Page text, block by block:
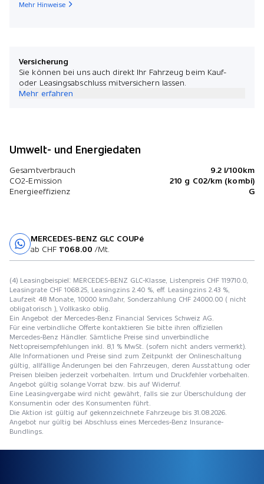
Mehr Hinweise
Versicherung
Sie können bei uns auch direkt Ihr Fahrzeug beim Kauf-
oder Leasingsabschluss mitversichern lassen.
Mehr erfahren
Umwelt- und Energiedaten
Gesamtverbrauch
9.2 l/100km
CO2-Emission
210 g C02/km (kombi)
Energieeffizienz
G
MERCEDES-BENZ GLC COUPé
ab CHF 1'068.00 /Mt.
(4) Leasingbeispiel: MERCEDES-BENZ GLC-Klasse, Listenpreis CHF 119710.0,
Leasingrate CHF 1068.25, Leasingzins 2.40 %, eff. Leasingzins 2.43 %,
Laufzeit 48 Monate, 10000 km/Jahr, Sonderzahlung CHF 24000.00 ( nicht
obligatorisch ), Vollkasko oblig.
Ein Angebot der Mercedes-Benz Financial Services Schweiz AG.
Für eine verbindliche Offerte kontaktieren Sie bitte ihren offiziellen
Mercedes-Benz Händler. Sämtliche Preise sind unverbindliche
Nettopreisempfehlungen inkl. 8,1 % MwSt. (sofern nicht anders vermerkt).
Alle Informationen und Preise sind zum Zeitpunkt der Onlineschaltung
gültig, allfällige Änderungen bei den Fahrzeugen, deren Ausstattung oder
Preisen bleiben jederzeit vorbehalten. Irrtum und Druckfehler vorbehalten.
Angebot gültig solange Vorrat bzw. bis auf Widerruf.
Eine Leasingvergabe wird nicht gewährt, falls sie zur Überschuldung der
Konsumentin oder des Konsumenten führt.
Die Aktion ist gültig auf gekennzeichnete Fahrzeuge bis 31.08.2026.
Angebot nur gültig bei Abschluss eines Mercedes-Benz Insurance-
Bundlings.